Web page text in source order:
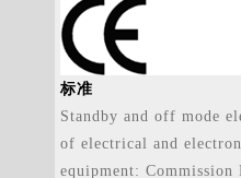
标准
Standby and off mode
of electrical and
equipment: